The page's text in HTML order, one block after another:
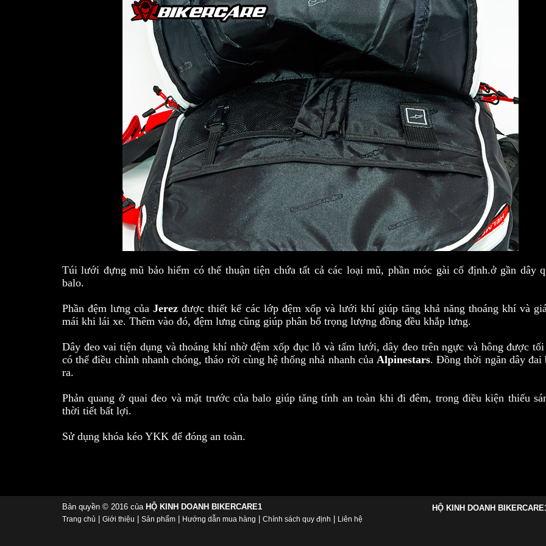
Túi lưới đựng mũ bảo hiểm có thể thuận tiện chứa tất cả các loại mũ, phần móc gài cố định.ở gần dây
balo.
Phần đệm lưng củaJerezđược thiết kế các lớp đệm xốp và lưới khí giúp tăng khả năng thoáng khí và
mái khi lái xe. Thêm vào đó, đệm lưng cũng giúp phân bổ trọng lượng đồng đều khắp lưng.
Dây đeo vai tiện dụng và thoáng khí nhờ đệm xốp đục lỗ và tấm lưới, dây đeo trên ngực và hông được
có thể điều chỉnh nhanh chóng, tháo rời cùng hệ thống nhả nhanh của Alpinestars. Đồng thời ngăn dây đai
ra.
Phản quang ở quai đeo và mặt trước của balo giúp tăng tính an toàn khi đi đêm, trong điều kiện thiếu
thời tiết bất lợi.
Sử dụng khóa kéo YKK để đóng an toàn.
Bản quyền © 2016 của HỘ KINH DOANH BIKERCARE1
Trang chủ Giới thiệu Sản phẩm Hướng dẫn mua hàng Chính sách quy định Liên hệ
HỘ KINH DOANH